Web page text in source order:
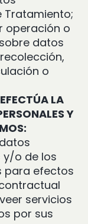
Tratamiento;
operación o
datos
o
LA
Y
y/o de los
para efectos
servicios
por sus